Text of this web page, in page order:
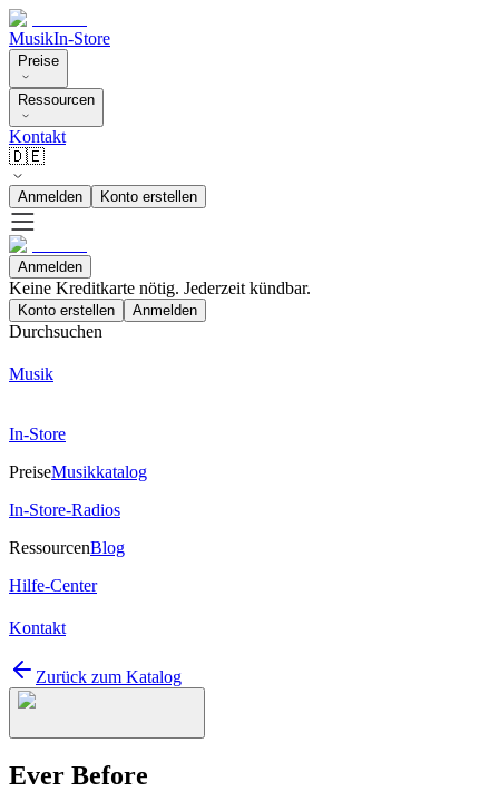
MusikIn-Store
Preise
Ressourcen
Kontakt
🇩🇪
Anmelden Konto erstellen
Anmelden
Keine Kreditkarte nötig. Jederzeit kündbar.
Konto erstellen Anmelden
Durchsuchen
Musik
In-Store
PreiseMusikkatalog
In-Store-Radios
RessourcenBlog
Hilfe-Center
Kontakt
Zurück zum Katalog
Ever Before